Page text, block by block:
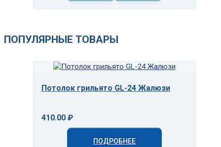
ПОПУЛЯРНЫЕ ТОВАРЫ
Потолок грильято GL-24 Жалюзи
410.00 ₽
ПОДРОБНЕЕ